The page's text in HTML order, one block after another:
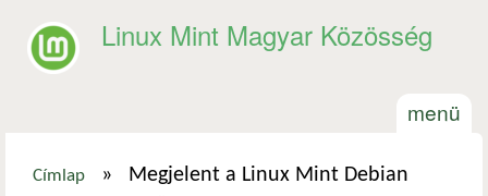
Linux Mint Magyar Közösség
menü
Címlap »
Megjelent a Linux Mint Debian